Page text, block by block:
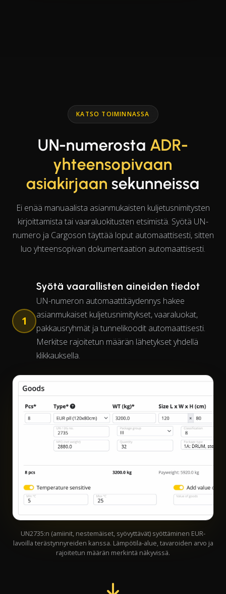
KATSO TOIMINNASSA
UN-numerosta ADR-
yhteensopivaan
asiakirjaan sekunneissa
Ei enää manuaalista asianmukaisten kuljetusnimi­tys­ten
kirjoittamista tai vaaraluokitusten etsimistä. Syötä UN-
numero ja Cargoson täyttää loput automaattisesti, sitten
luo yhteensopivan dokumentaation automaattisesti.
1
Syötä vaarallisten aineiden tiedot
UN-numeron automaattitäydennys hakee
asianmukaiset kuljetusnimi­tyk­set, vaaraluokat,
pakkausryhmät ja tunnelikoodit automaattisesti.
Merkitse rajoitetun määrän lähetykset yhdellä
klikkauksella.
UN2735:n (amiinit, nestemäiset, syövyttävät) syöttäminen EUR-
lavoilla terästynnyreiden kanssa. Lämpötila-alue, tavaroiden arvo ja
rajoitetun määrän merkintä näkyvissä.